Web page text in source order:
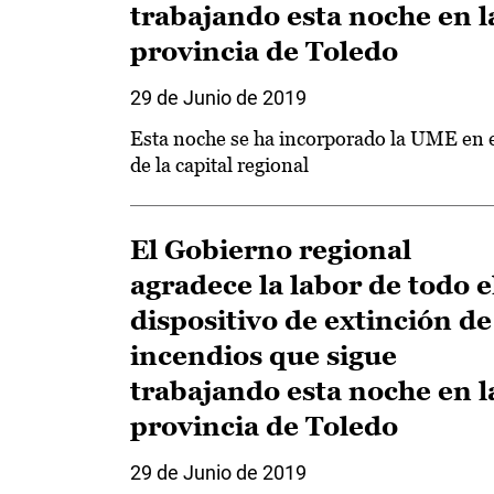
trabajando esta noche en
provincia de Toledo
29 de Junio de 2019
Esta noche se ha incorporado la UME en
de la capital regional
El Gobierno regional
agradece la labor de todo
dispositivo de extinción de
incendios que sigue
trabajando esta noche en
provincia de Toledo
29 de Junio de 2019